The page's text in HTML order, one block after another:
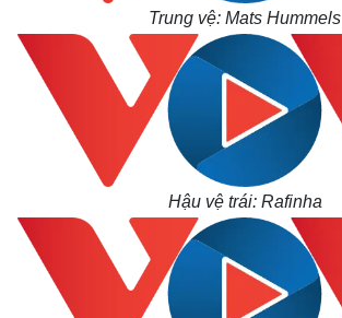
Trung vệ: Mats Hummels
Hậu vệ trái: Rafinha